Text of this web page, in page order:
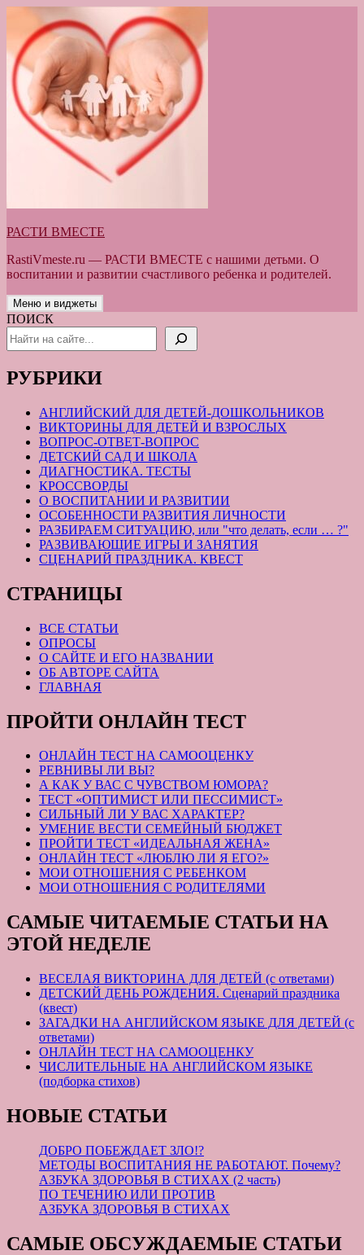
Перейти
содержимому
РАСТИ ВМЕСТЕ
RastiVmeste.ru — РАСТИ ВМЕСТЕ с нашими детьми. О
воспитании и развитии счастливого ребенка и родителей.
Меню и виджеты
ПОИСК
РУБРИКИ
АНГЛИЙСКИЙ ДЛЯ ДЕТЕЙ-ДОШКОЛЬНИКОВ
ВИКТОРИНЫ ДЛЯ ДЕТЕЙ И ВЗРОСЛЫХ
ВОПРОС-ОТВЕТ-ВОПРОС
ДЕТСКИЙ САД И ШКОЛА
ДИАГНОСТИКА. ТЕСТЫ
КРОССВОРДЫ
О ВОСПИТАНИИ И РАЗВИТИИ
ОСОБЕННОСТИ РАЗВИТИЯ ЛИЧНОСТИ
РАЗБИРАЕМ СИТУАЦИЮ, или "что делать, если … ?"
РАЗВИВАЮЩИЕ ИГРЫ И ЗАНЯТИЯ
СЦЕНАРИЙ ПРАЗДНИКА. КВЕСТ
СТРАНИЦЫ
ВСЕ СТАТЬИ
ОПРОСЫ
О САЙТЕ И ЕГО НАЗВАНИИ
ОБ АВТОРЕ САЙТА
ГЛАВНАЯ
ПРОЙТИ ОНЛАЙН ТЕСТ
ОНЛАЙН ТЕСТ НА САМООЦЕНКУ
РЕВНИВЫ ЛИ ВЫ?
А КАК У ВАС С ЧУВСТВОМ ЮМОРА?
ТЕСТ «ОПТИМИСТ ИЛИ ПЕССИМИСТ»
СИЛЬНЫЙ ЛИ У ВАС ХАРАКТЕР?
УМЕНИЕ ВЕСТИ СЕМЕЙНЫЙ БЮДЖЕТ
ПРОЙТИ ТЕСТ «ИДЕАЛЬНАЯ ЖЕНА»
ОНЛАЙН ТЕСТ «ЛЮБЛЮ ЛИ Я ЕГО?»
МОИ ОТНОШЕНИЯ С РЕБЕНКОМ
МОИ ОТНОШЕНИЯ С РОДИТЕЛЯМИ
САМЫЕ ЧИТАЕМЫЕ СТАТЬИ НА
ЭТОЙ НЕДЕЛЕ
ВЕСЕЛАЯ ВИКТОРИНА ДЛЯ ДЕТЕЙ (с ответами)
ДЕТСКИЙ ДЕНЬ РОЖДЕНИЯ. Сценарий праздника
(квест)
ЗАГАДКИ НА АНГЛИЙСКОМ ЯЗЫКЕ ДЛЯ ДЕТЕЙ (с
ответами)
ОНЛАЙН ТЕСТ НА САМООЦЕНКУ
ЧИСЛИТЕЛЬНЫЕ НА АНГЛИЙСКОМ ЯЗЫКЕ
(подборка стихов)
НОВЫЕ СТАТЬИ
ДОБРО ПОБЕЖДАЕТ ЗЛО!?
МЕТОДЫ ВОСПИТАНИЯ НЕ РАБОТАЮТ. Почему?
АЗБУКА ЗДОРОВЬЯ В СТИХАХ (2 часть)
ПО ТЕЧЕНИЮ ИЛИ ПРОТИВ
АЗБУКА ЗДОРОВЬЯ В СТИХАХ
САМЫЕ ОБСУЖДАЕМЫЕ СТАТЬИ